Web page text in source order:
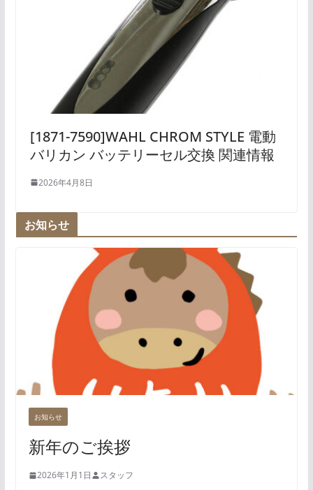
[1871-7590]WAHL CHROM STYLE 電動
バリカン バッテリーセル交換 関連情報
2026年4月8日
お知らせ
お知らせ
新年のご挨拶
2026年1月1日 スタッフ